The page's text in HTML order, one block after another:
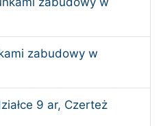
zabudowy w
9 ar, Czerteż